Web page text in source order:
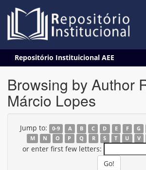
navigation
Repositório Instituicional AEE
Browsing by Author
Márcio Lopes
Jump to: 0-9 A B C D E F G
M
N O P Q R S T U V
or enter first few letters: